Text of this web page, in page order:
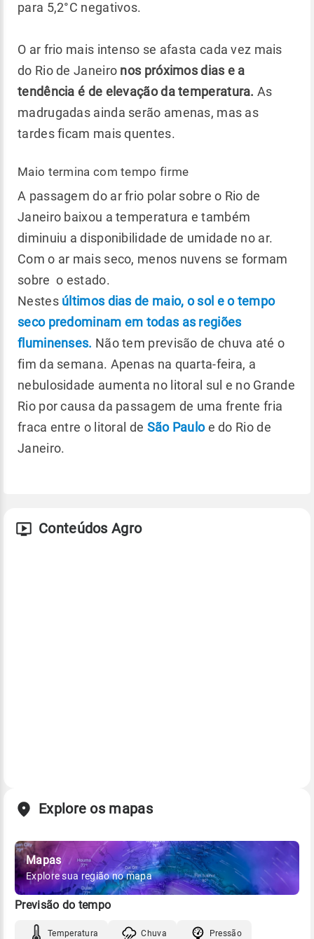
para 5,2°C negativos.
O ar frio mais intenso se afasta cada vez mais
do Rio de Janeiro nos próximos dias e a
tendência é de elevação da temperatura. As
madrugadas ainda serão amenas, mas as
tardes ficam mais quentes.
Maio termina com tempo firme
A passagem do ar frio polar sobre o Rio de
Janeiro baixou a temperatura e também
diminuiu a disponibilidade de umidade no ar.
Com o ar mais seco, menos nuvens se formam
sobre o estado.
Nestesúltimos dias de maio, o sol e o tempo
seco predominam em todas as regiões
fluminenses. Não tem previsão de chuva até o
fim da semana. Apenas na quarta-feira, a
nebulosidade aumenta no litoral sul e no Grande
Rio por causa da passagem de uma frente fria
fraca entre o litoral de São Pauloe do Rio de
Janeiro.
Conteúdos Agro
Explore os mapas
Mapas
Explore sua região no mapa
Previsão do tempo
Temperatura Chuva Pressão